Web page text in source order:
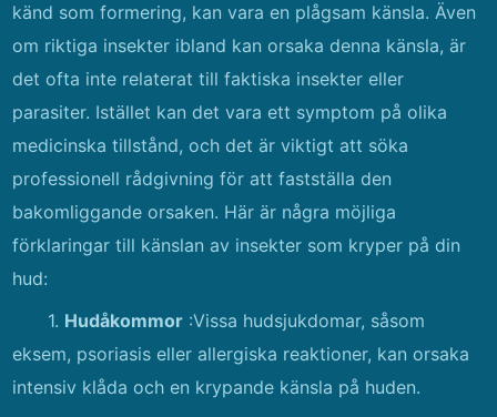
känd som formering, kan vara en plågsam känsla. Även
om riktiga insekter ibland kan orsaka denna känsla, är
det ofta inte relaterat till faktiska insekter eller
parasiter. Istället kan det vara ett symptom på olika
medicinska tillstånd, och det är viktigt att söka
professionell rådgivning för att fastställa den
bakomliggande orsaken. Här är några möjliga
förklaringar till känslan av insekter som kryper på din
hud:
1. Hudåkommor :Vissa hudsjukdomar, såsom
eksem, psoriasis eller allergiska reaktioner, kan orsaka
intensiv klåda och en krypande känsla på huden.